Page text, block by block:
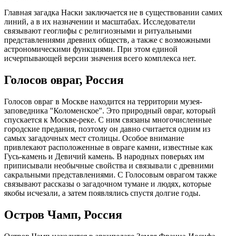
Главная загадка Наски заключается не в существовании самих
линий, а в их назначении и масштабах. Исследователи
связывают геоглифы с религиозными и ритуальными
представлениями древних обществ, а также с возможными
астрономическими функциями. При этом единой
исчерпывающей версии значения всего комплекса нет.
Голосов овраг, Россия
Голосов овраг в Москве находится на территории музея-
заповедника "Коломенское". Это природный овраг, который
спускается к Москве-реке. С ним связаны многочисленные
городские предания, поэтому он давно считается одним из
самых загадочных мест столицы. Особое внимание
привлекают расположенные в овраге камни, известные как
Гусь-камень и Девичий камень. В народных поверьях им
приписывали необычные свойства и связывали с древними
сакральными представлениями. С Голосовым оврагом также
связывают рассказы о загадочном тумане и людях, которые
якобы исчезали, а затем появлялись спустя долгие годы.
Остров Чамп, Россия